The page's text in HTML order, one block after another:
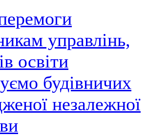
управлінь,
освіти
будівничих
незалежної